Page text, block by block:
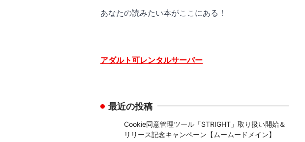
あなたの読みたい本がここにある！
アダルト可レンタルサーバー
最近の投稿
Cookie同意管理ツール「STRIGHT」取り扱い開始＆
リリース記念キャンペーン【ムームードメイン】